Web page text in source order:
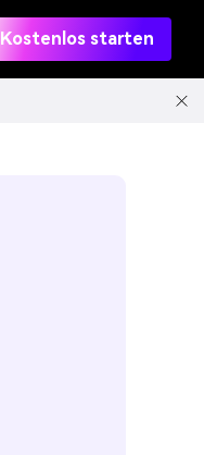
Kostenlos starten